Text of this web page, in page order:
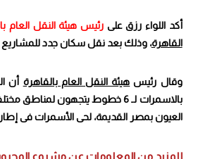
أكد اللواء رزق علىرئيس هيئة النقل العام
القاهرة، وذلك بعد نقل سكان جدد للمشاريع
وقال رئيس هيئة النقل العام بالقاهرة أن
بالاسمرات لـ 6 خطوط يتجهون
العيون بمصر القديمة، لحى الأسمرات فى
للمزيد من المعلومات عن مشروع المحروسة ١ و ٢ يرجي زيارة